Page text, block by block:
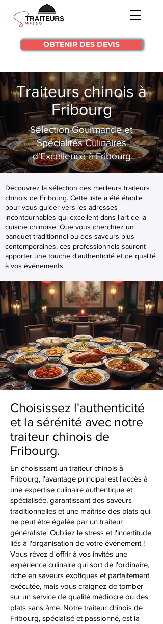
OBTENIR DES DEVIS
Traiteurs chinois à
Fribourg
Sélection Gourmande et
Spécialités Culinaires
d'Excellence à Fribourg
Découvrez la sélection des meilleurs traiteurs
chinois de Fribourg. Cette liste a été établie
pour vous guider vers les adresses
incontournables qui excellent dans l'art de la
cuisine chinoise. Que vous cherchiez un
banquet traditionnel ou des saveurs plus
contemporaines, ces professionnels sauront
apporter une touche d'authenticité et de qualité
à vos événements.
Choisissez l'authenticité
et la sérénité avec notre
traiteur chinois de
Fribourg.
En choisissant un traiteur chinois à
Fribourg, l'avantage principal est l'accès à
une expertise culinaire authentique et
spécialisée, garantissant des saveurs
traditionnelles et une maîtrise des plats qui
ne peut être égalée par un traiteur
généraliste. Oubliez le stress et l'incertitude
liés à l'organisation de votre événement !
Vous rêvez d'offrir à vos invités une
expérience culinaire qui sort de l'ordinaire,
riche en saveurs exotiques et parfaitement
exécutée, mais vous craignez de tomber
sur un service de qualité médiocre ou des
plats sans âme. Notre traiteur chinois de
Fribourg, spécialisé et passionné, est la